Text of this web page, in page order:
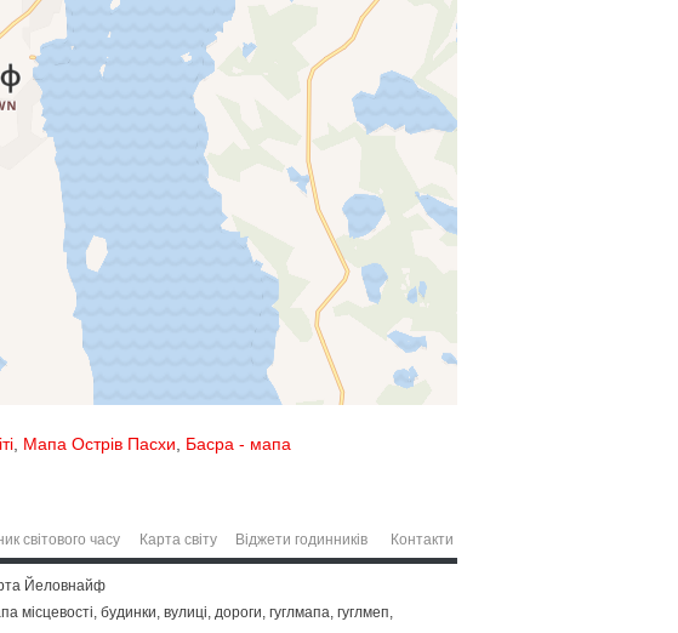
Мапа Острів Пасхи Басра - мапа
світового часу Карта світу Віджети годинників Контакти
Йеловнайф
будинки, вулиці, дороги, гуглмапа, гуглмеп,